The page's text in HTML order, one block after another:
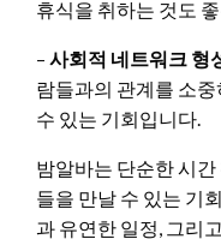
휴식을 취하는 것도
– 사회적 네트워크 형
람들과의 관계를 소
수 있는 기회입니다.
밤알바는 단순한 시
들을 만날 수 있는 기
과 유연한 일정, 그리